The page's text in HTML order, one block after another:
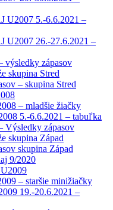
U2007 5.-6.6.2021 –
U2007 26.-27.6.2021 –
výsledky zápasov
skupina Stred
– skupina Stred
– mladšie žiačky
5.-6.6.2021 – tabuľka
Výsledky zápasov
skupina Západ
skupina Západ
9/2020
– staršie minižiačky
19.-20.6.2021 –